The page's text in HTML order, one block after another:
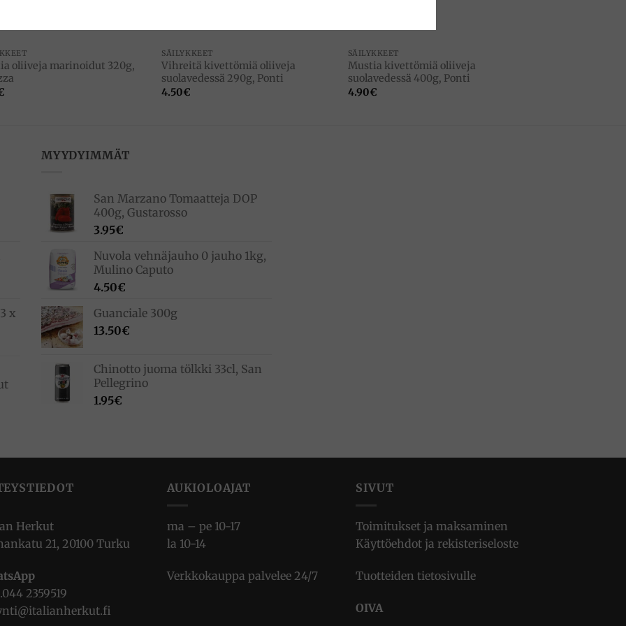
oliiveja marinoidut 320g,
SÄILYKKEET
Vihreitä kivettömiä oliiveja
suolavedessä 290g, Ponti
4.50€
SÄILYKKEET
Mustia kivettömiä oliiveja
suolavedessä 400g, Ponti
4.90€
x
MYYDYIMMÄT
San Marzano Tomaatteja DOP
400g, Gustarosso
3.95€
Nuvola vehnäjauho 0 jauho 1kg,
Mulino Caputo
4.50€
Guanciale 300g
13.50€
Chinotto juoma tölkki 33cl, San
Pellegrino
1.95€
Herkut
21, 20100 Turku
044 2359519
AUKIOLOAJAT
ma – pe 10-17
la 10-14
Verkkokauppa palvelee 24/7
SIVUT
Toimitukset ja maksaminen
Käyttöehdot ja rekisteriseloste
Tuotteiden tietosivulle
OIVA